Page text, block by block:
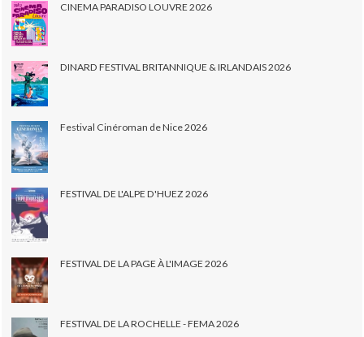
CINEMA PARADISO LOUVRE 2026
DINARD FESTIVAL BRITANNIQUE & IRLANDAIS 2026
Festival Cinéroman de Nice 2026
FESTIVAL DE L'ALPE D'HUEZ 2026
FESTIVAL DE LA PAGE À L'IMAGE 2026
FESTIVAL DE LA ROCHELLE - FEMA 2026